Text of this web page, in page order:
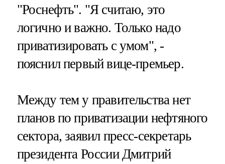
"Роснефть". "Я считаю, это
логично и важно. Только надо
приватизировать с умом", -
пояснил первый вице-премьер.
Между тем у правительства нет
планов по приватизации нефтяного
сектора, заявил пресс-секретарь
президента России Дмитрий